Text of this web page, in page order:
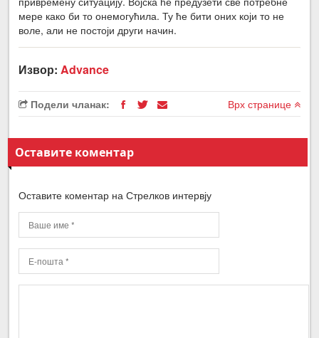
мере како би то онемогућила. Ту ће бити оних који то не
воле, али не постоји други начин.
Извор:Advance
Подели чланак: Врх странице
Оставите коментар
Оставите коментар на Стрелков интервју